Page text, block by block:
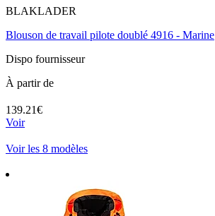
BLAKLADER
Blouson de travail pilote doublé 4916 - Marine
Dispo fournisseur
À partir de
139.21€
Voir
Voir les 8 modèles